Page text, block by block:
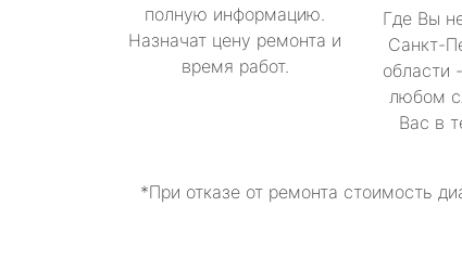
полную информацию.
Назначат цену ремонта и
время работ.
Где Вы
Санкт-
области
любом
Вас в
*При отказе от ремонта стоимость